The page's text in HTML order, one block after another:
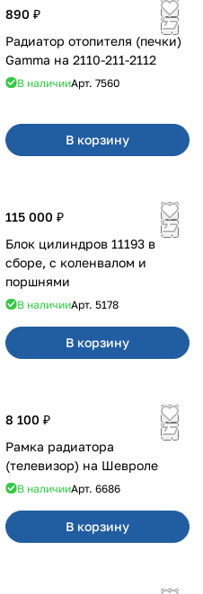
890 ₽
Радиатор отопителя (печки)
Gamma на 2110-211-2112
В наличииАрт. 7560
В корзину
115 000 ₽
Блок цилиндров 11193 в
сборе, с коленвалом и
поршнями
В наличииАрт. 5178
В корзину
8 100 ₽
Рамка радиатора
(телевизор) на Шевроле
В наличииАрт. 6686
В корзину